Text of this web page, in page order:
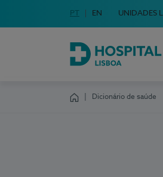
Escolha o seu idioma
Idioma em Português
PT English Language
EN UNIDADES
Hospital da Luz
Dicionário de saúde